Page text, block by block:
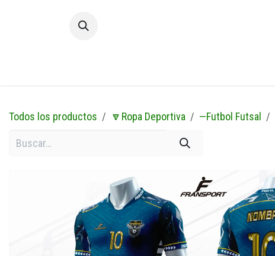
Todos los productos 🔽Ropa Deportiva —Futbol Futsal